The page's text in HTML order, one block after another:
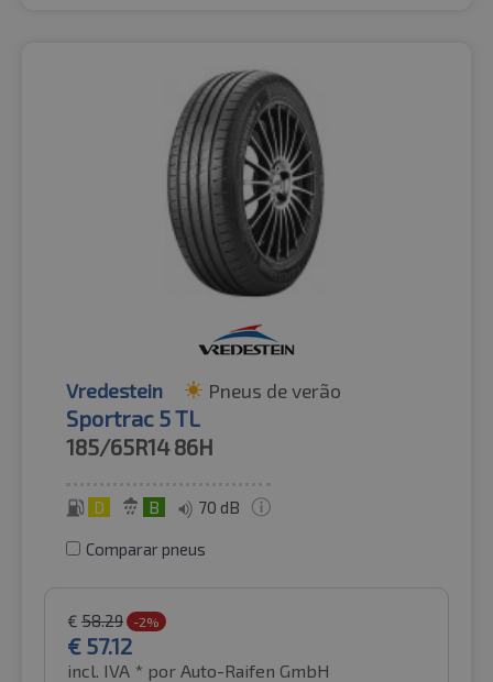
Vredestein Pneus de verão
Sportrac 5 TL
185/65R14 86H
D B 70 dB
Comparar pneus
€ 58.29 -2%
€ 57.12
incl. IVA * por Auto-Raifen GmbH